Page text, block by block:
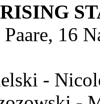
16
-